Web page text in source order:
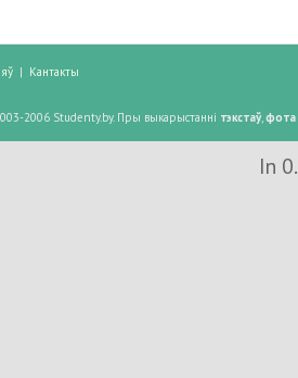
| Кантакты
2006 Studenty.by. Пры выкарыстанні тэкстаў, фота
In